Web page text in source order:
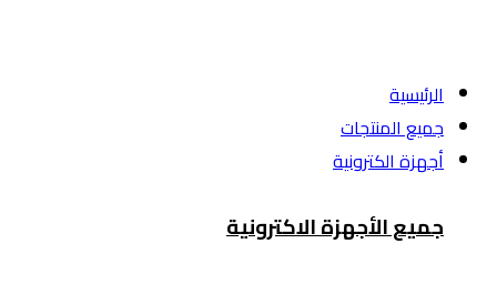
الرئيسية
جميع المنتجات
أجهزة الكترونية
جميع الأجهزة الاكترونية